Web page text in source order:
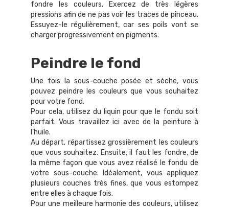
fondre les couleurs. Exercez de très légères
pressions afin de ne pas voir les traces de pinceau.
Essuyez-le régulièrement, car ses poils vont se
charger progressivement en pigments.
Peindre le fond
Une fois la sous-couche posée et sèche, vous
pouvez peindre les couleurs que vous souhaitez
pour votre fond.
Pour cela, utilisez du liquin pour que le fondu soit
parfait. Vous travaillez ici avec de la peinture à
l’huile.
Au départ, répartissez grossièrement les couleurs
que vous souhaitez. Ensuite, il faut les fondre, de
la même façon que vous avez réalisé le fondu de
votre sous-couche. Idéalement, vous appliquez
plusieurs couches très fines, que vous estompez
entre elles à chaque fois.
Pour une meilleure harmonie des couleurs, utilisez